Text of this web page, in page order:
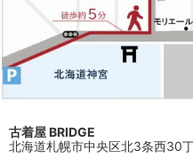
古着屋 BRIDGE
北海道札幌市中央区北3条西30